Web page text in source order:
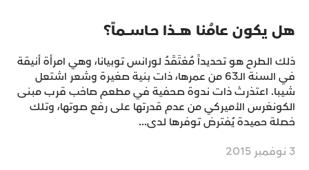
هل يكون عامُنا هـــذا حـاســـماً؟
ذلك الطرح هو تحديداً مُعْتَقَدُ لورانس توبيانا، وهي امرأة أنيقة
في السنة الـ63 من عمرها، ذات بنية صغيرة وشعر اشتعل
شيبا. اعتذرتْ ذات ندوة صحفية في مطعم صاخب قرب مبنى
الكونغرس الأميركي من عدم قدرتها على رفع صوتها، وتلك
خصلة حميدة يُفترض توفرها لدى...
3 نوفمبر 2015